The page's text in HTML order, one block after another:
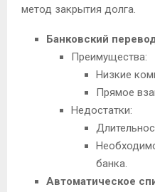
метод закрытия долга.
Банковский
Преимущества:
Низкие
Прямое
Недостатки:
банка.
Автоматическое